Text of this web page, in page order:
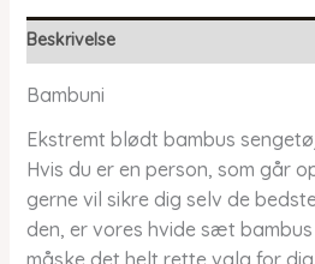
Beskrivelse
Bambuni
Ekstremt blødt bambus
Hvis du er en person, som går
gerne vil sikre dig selv de
den, er vores hvide sæt